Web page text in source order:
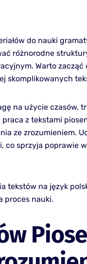
do nauki
różnorodne
Warto zacząć
skomplikowanych
na użycie czasów,
z tekstami
ze zrozumieniem.
co sprzyja poprawie
tekstów na język
proces nauki.